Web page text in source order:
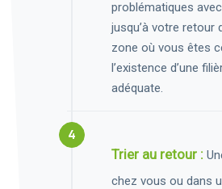
problématiques
jusqu’à votre retour
zone où vous êtes
l’existence d’une
adéquate.
Trier au retour :
chez vous ou dans